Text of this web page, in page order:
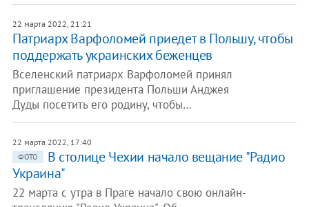
22 марта 2022, 21:21
Патриарх Варфоломей приедет в Польшу, чтобы
поддержать украинских беженцев
Вселенский патриарх Варфоломей принял
приглашение президента Польши Анджея
Дуды посетить его родину, чтобы…
22 марта 2022, 17:40
ФОТО
В столице Чехии начало вещание "Радио
Украина"
22 марта с утра в Праге начало свою онлайн-